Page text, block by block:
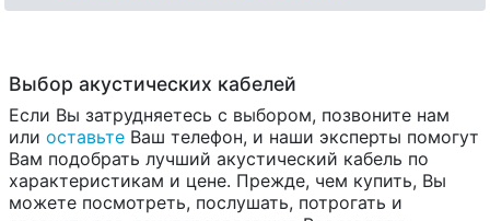
Выбор акустических кабелей
Если Вы затрудняетесь с выбором, позвоните нам
или оставьте Ваш телефон, и наши эксперты помогут
Вам подобрать лучший акустический кабель по
характеристикам и цене. Прежде, чем купить, Вы
можете посмотреть, послушать, потрогать и